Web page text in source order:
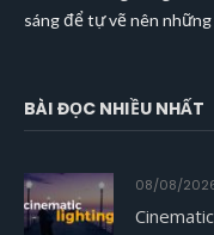
sáng để tự vẽ nên
BÀI ĐỌC NHIỀU NHẤT
08/08/